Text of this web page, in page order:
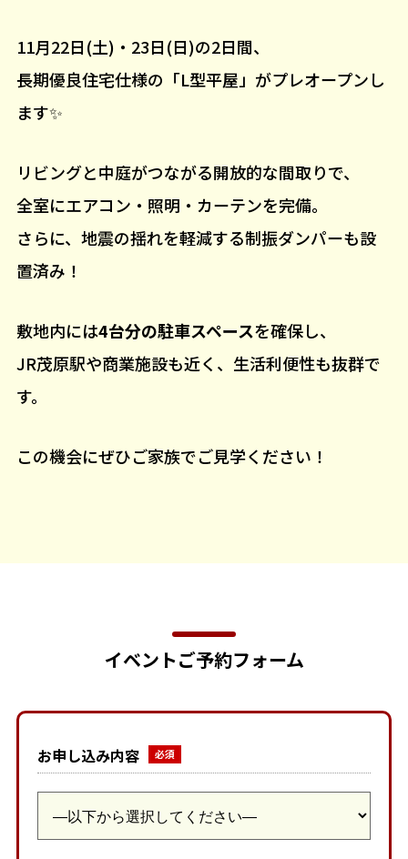
11月22日(土)・23日(日)の2日間、
長期優良住宅仕様の「L型平屋」がプレオープンし
ます✨
リビングと中庭がつながる開放的な間取りで、
全室にエアコン・照明・カーテンを完備。
さらに、地震の揺れを軽減する制振ダンパーも設
置済み！
敷地内には4台分の駐車スペースを確保し、
JR茂原駅や商業施設も近く、生活利便性も抜群で
す。
この機会にぜひご家族でご見学ください！
イベントご予約フォーム
お申し込み内容